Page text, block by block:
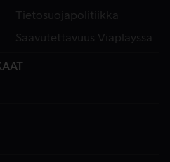
Tietosuojapolitiikka
Saavutettavuus Viaplayssa